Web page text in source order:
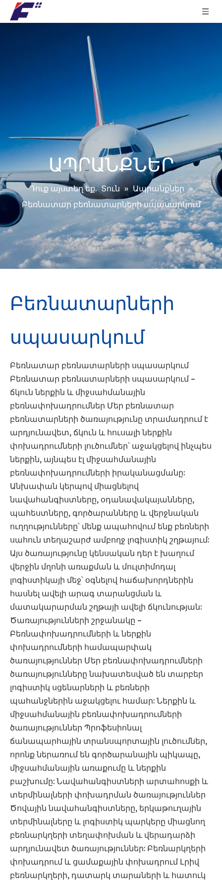
ԱՊՐԱՆՔՆԵՐ
Դուք այստեղ եք. Տուն » Ապրանքներ »
Բեռնատար բեռնատարների սպասարկում
Բեռնատարների
սպասարկում
Բեռնատար բեռնատարների սպասարկում
Բեռնատար բեռնատարների սպասարկում –
ճկուն ներքին և միջսահմանային
բեռնափոխադրումներ Մեր բեռնատար
բեռնատարների ծառայությունը տրամադրում է
արդյունավետ, ճկուն և հուսալի ներքին
փոխադրումների լուծումներ՝ աջակցելով ինչպես
ներքին, այնպես էլ միջսահմանային
բեռնափոխադրումների իրականացմանը:
Անխափան կերպով միացնելով
նավահանգիստները, օդանավակայանները,
պահեստները, գործարանները և վերջնական
ուղղությունները՝ մենք ապահովում ենք բեռների
սահուն տեղաշարժ ամբողջ լոգիստիկ շղթայում:
Այս ծառայությունը կենսական դեր է խաղում
վերջին մղոնի առաքման և մուլտիմոդալ
լոգիստիկայի մեջ՝ օգնելով հաճախորդներին
հասնել ավելի արագ տարանցման և
մատակարարման շղթայի ավելի ճկունության:
Ծառայությունների շրջանակը –
Բեռնափոխադրումների և ներքին
փոխադրումների համապարփակ
ծառայություններ Մեր բեռնափոխադրումների
ծառայությունները նախատեսված են տարբեր
լոգիստիկ սցենարների և բեռների
պահանջներին աջակցելու համար: Ներքին և
միջսահմանային բեռնափոխադրումների
ծառայություններ Պրոֆեսիոնալ
ճանապարհային տրանսպորտային լուծումներ,
որոնք ներառում են գործարանային պիկապը,
միջսահմանային առաքումը և ներքին
բաշխումը: Նավահանգիստների արտահոսքի և
տերմինալների փոխադրման ծառայություններ
Ծովային նավահանգիստները, երկաթուղային
տերմինալները և լոգիստիկ պարկերը միացնող
բեռնարկղերի տեղափոխման և վերադարձի
արդյունավետ ծառայություններ: Բեռնարկղերի
փոխադրում և ցամաքային փոխադրում Լրիվ
բեռնարկղերի, դատարկ տարաների և հատուկ